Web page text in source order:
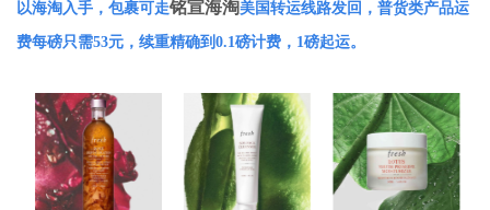
以海淘入手，包裹可走铭宣海淘美国转运线路发回，普货类产品运
费每磅只需53元，续重精确到0.1磅计费，1磅起运。